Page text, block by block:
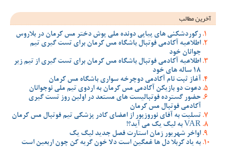
آخرین مطالب
رکوردشکنی های پیاپی دونده ملی پوش دختر مس کرمان در بلاروس
اطلاعیه آکادمی فوتبال باشگاه مس کرمان برای تست گیری تیم
جوانان خود
اطلاعیه آکادمی فوتبال باشگاه مس کرمان برای تست گیری از تیم زیر
18 ساله های خود
آغاز ثبت نام آکادمی دوچرخه سواری باشگاه مس کرمان
دعوت دو بازیکن آکادمی مس کرمان به اردوی تیم ملی نوجوانان
حضور گسترده فوتبالیست های مستعد در اولین روز تست گیری
آکادمی فوتبال مس کرمان
تسلیت به آقای نوروزپور از اعضای کادر پزشکی تیم فوتبال مس کرمان
VAR به لیگ یک می آید؟!
اواخر شهریور زمان استارت فصل جدید لیگ یک
به یاد کربلا دل ها غمگین است دلا خون گریه کن چون اربعین است